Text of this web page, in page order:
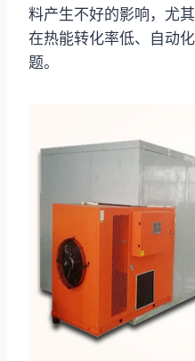
料产生不好的影响，尤
在热能转化率低、自动
题。